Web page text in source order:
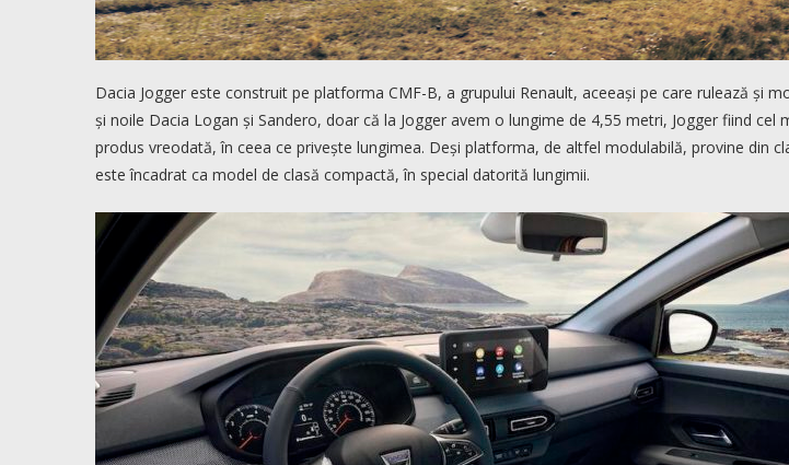
Dacia Jogger este construit pe platforma CMF-B, a grupului Renault, aceeași pe care rulează și
și noile Dacia Logan și Sandero, doar că la Jogger avem o lungime de 4,55 metri, Jogger fiind cel
produs vreodată, în ceea ce privește lungimea. Deși platforma, de altfel modulabilă, provine din
este încadrat ca model de clasă compactă, în special datorită lungimii.